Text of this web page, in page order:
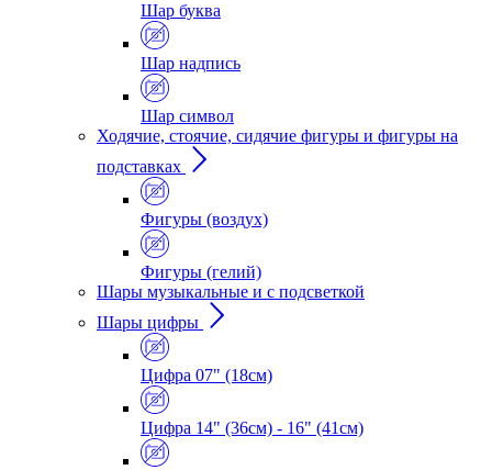
Шар буква
Шар надпись
Шар символ
Ходячие, стоячие, сидячие фигуры и фигуры на
подставках
Фигуры (воздух)
Фигуры (гелий)
Шары музыкальные и с подсветкой
Шары цифры
Цифра 07" (18см)
Цифра 14" (36см) - 16" (41см)